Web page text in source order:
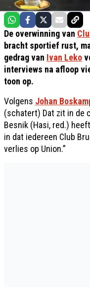
De overwinning van
bracht sportief rust,
gedrag van Ivan Leko
interviews na afloop
toon op.
Volgens Johan
(schatert) Dat zit in de
Besnik (Hasi, red.)
in dat iedereen Club
verlies op Union.”